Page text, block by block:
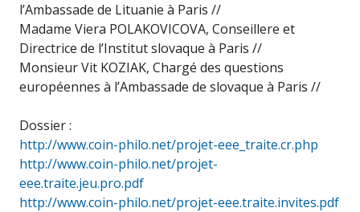
l’Ambassade de Lituanie à Paris //
Madame Viera POLAKOVICOVA, Conseillere et
Directrice de l’Institut slovaque à Paris //
Monsieur Vit KOZIAK, Chargé des questions
européennes à l’Ambassade de slovaque à Paris //
Dossier :
http://www.coin-philo.net/projet-eee_traite.cr.php
http://www.coin-philo.net/projet-
eee.traite.jeu.pro.pdf
http://www.coin-philo.net/projet-eee.traite.invites.pdf